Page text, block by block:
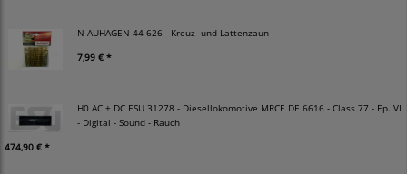
N AUHAGEN 44 626 - Kreuz- und Lattenzaun
7,99 € *
H0 AC + DC ESU 31278 - Diesellokomotive MRCE DE 6616 - Class 77 - Ep. VI
- Digital - Sound - Rauch
474,90 € *